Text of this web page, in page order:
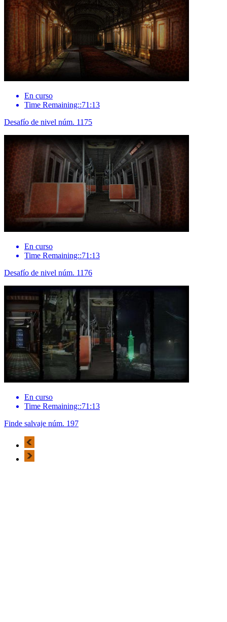
En curso
Time Remaining::71:13
Desafío de nivel núm. 1175
En curso
Time Remaining::71:13
Desafío de nivel núm. 1176
En curso
Time Remaining::71:13
Finde salvaje núm. 197